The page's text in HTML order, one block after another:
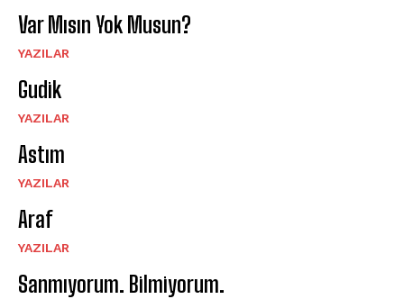
Var Mısın Yok Musun?
YAZILAR
Gudik
YAZILAR
Astım
YAZILAR
Araf
YAZILAR
Sanmıyorum. Bilmiyorum.